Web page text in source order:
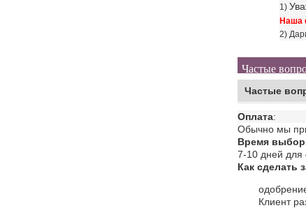
1)
Наша
2)
Частые
Частые
Оплата:
Обычно мы
Время
7-10 дней для
Как сделать
Клиент